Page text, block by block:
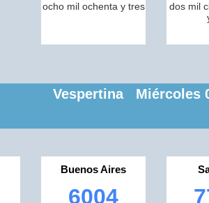
ocho mil ochenta y tres
dos mil
Vespertina Miércoles
Buenos Aires
6004